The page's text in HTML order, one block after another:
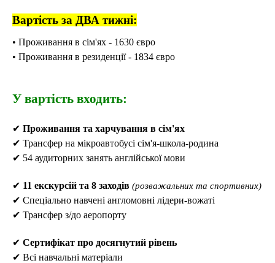
Вартість за ДВА тижні:
• Проживання в сім'ях - 1630 євро
• Проживання в резиденції - 1834 євро
У вартість входить:
✔ Проживання та харчування в сім'ях
✔ Трансфер на мікроавтобусі сім'я-школа-родина
✔ 54 аудиторних занять англійської мови
✔ 11 екскурсій та 8 заходів (розважальних та спортивних)
✔ Спеціально навчені англомовні лідери-вожаті
✔ Трансфер з/до аеропорту
✔ Сертифікат про досягнутий рівень
✔ Всі навчальні матеріали